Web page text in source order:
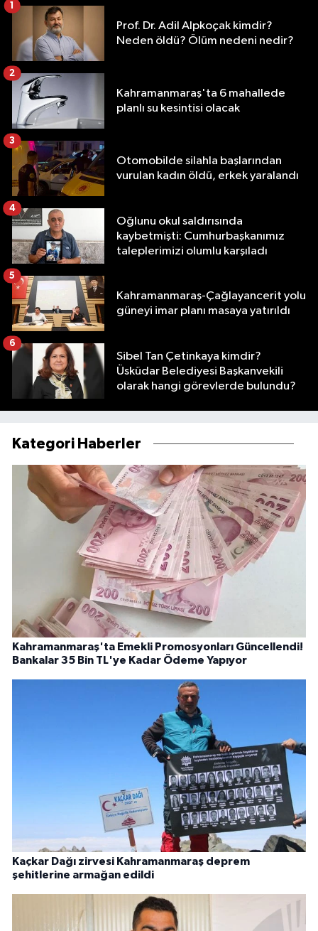
Prof. Dr. Adil Alpkoçak kimdir?
Neden öldü? Ölüm nedeni nedir?
1
Kahramanmaraş'ta 6 mahallede
planlı su kesintisi olacak
2
Otomobilde silahla başlarından
vurulan kadın öldü, erkek yaralandı
3
Oğlunu okul saldırısında
kaybetmişti: Cumhurbaşkanımız
taleplerimizi olumlu karşıladı
4
Kahramanmaraş-Çağlayancerit yolu
güneyi imar planı masaya yatırıldı
5
Sibel Tan Çetinkaya kimdir?
Üsküdar Belediyesi Başkanvekili
olarak hangi görevlerde bulundu?
6
Kategori Haberler
Kahramanmaraş'ta Emekli Promosyonları Güncellendi!
Bankalar 35 Bin TL'ye Kadar Ödeme Yapıyor
Kaçkar Dağı zirvesi Kahramanmaraş deprem
şehitlerine armağan edildi